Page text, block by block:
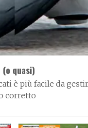
quasi)
è più facile da
corretto